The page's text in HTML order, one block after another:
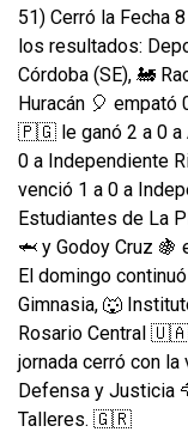
51) Cerró la Fecha
los resultados:
Córdoba (SE), 🚂
Huracán 🎈
🇵🇬 le ganó 2 a 0
0 a Independiente
venció 1 a 0 a
Estudiantes de La
🦈 y Godoy Cruz
El domingo
Gimnasia, 🐺
Rosario Central
jornada cerró con
Defensa y Justicia
Talleres. 🇬🇷